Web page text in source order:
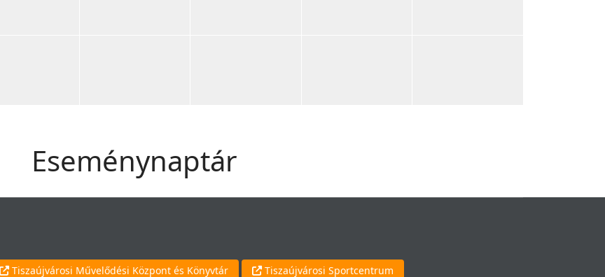
Eseménynaptár
Tiszaújvárosi Művelődési Központ és Könyvtár Tiszaújvárosi Sportcentrum